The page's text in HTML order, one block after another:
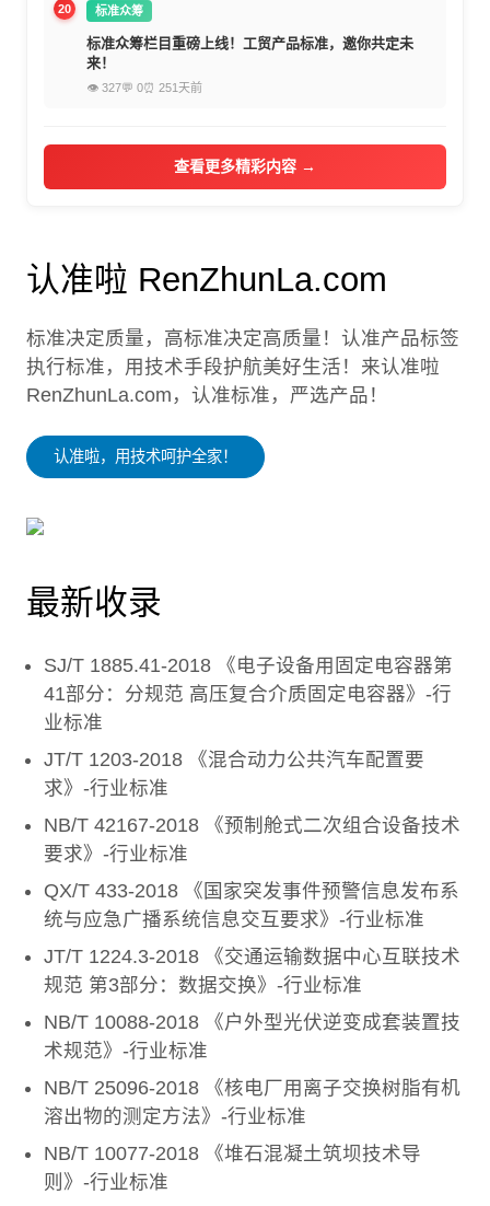
20 标准众筹
标准众筹栏目重磅上线！工贸产品标准，邀你共定未
来！
👁 327💬 0⏰ 251天前
查看更多精彩内容 →
认准啦 RenZhunLa.com
标准决定质量，高标准决定高质量！认准产品标签
执行标准，用技术手段护航美好生活！来认准啦
RenZhunLa.com，认准标准，严选产品！
认准啦，用技术呵护全家！
最新收录
SJ/T 1885.41-2018 《电子设备用固定电容器第
41部分：分规范 高压复合介质固定电容器》-行
业标准
JT/T 1203-2018 《混合动力公共汽车配置要
求》-行业标准
NB/T 42167-2018 《预制舱式二次组合设备技术
要求》-行业标准
QX/T 433-2018 《国家突发事件预警信息发布系
统与应急广播系统信息交互要求》-行业标准
JT/T 1224.3-2018 《交通运输数据中心互联技术
规范 第3部分：数据交换》-行业标准
NB/T 10088-2018 《户外型光伏逆变成套装置技
术规范》-行业标准
NB/T 25096-2018 《核电厂用离子交换树脂有机
溶出物的测定方法》-行业标准
NB/T 10077-2018 《堆石混凝土筑坝技术导
则》-行业标准